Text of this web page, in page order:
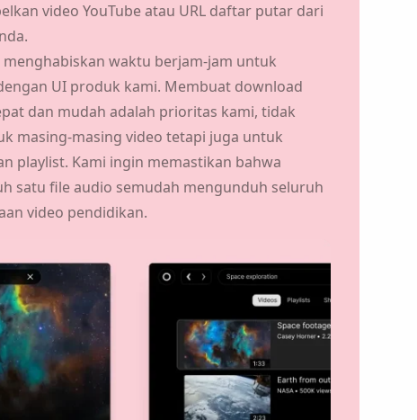
video YouTube atau URL daftar putar dari
menghabiskan waktu berjam-jam untuk
UI produk kami. Membuat download
dan mudah adalah prioritas kami, tidak
masing-masing video tetapi juga untuk
playlist. Kami ingin memastikan bahwa
satu file audio semudah mengunduh seluruh
video pendidikan.